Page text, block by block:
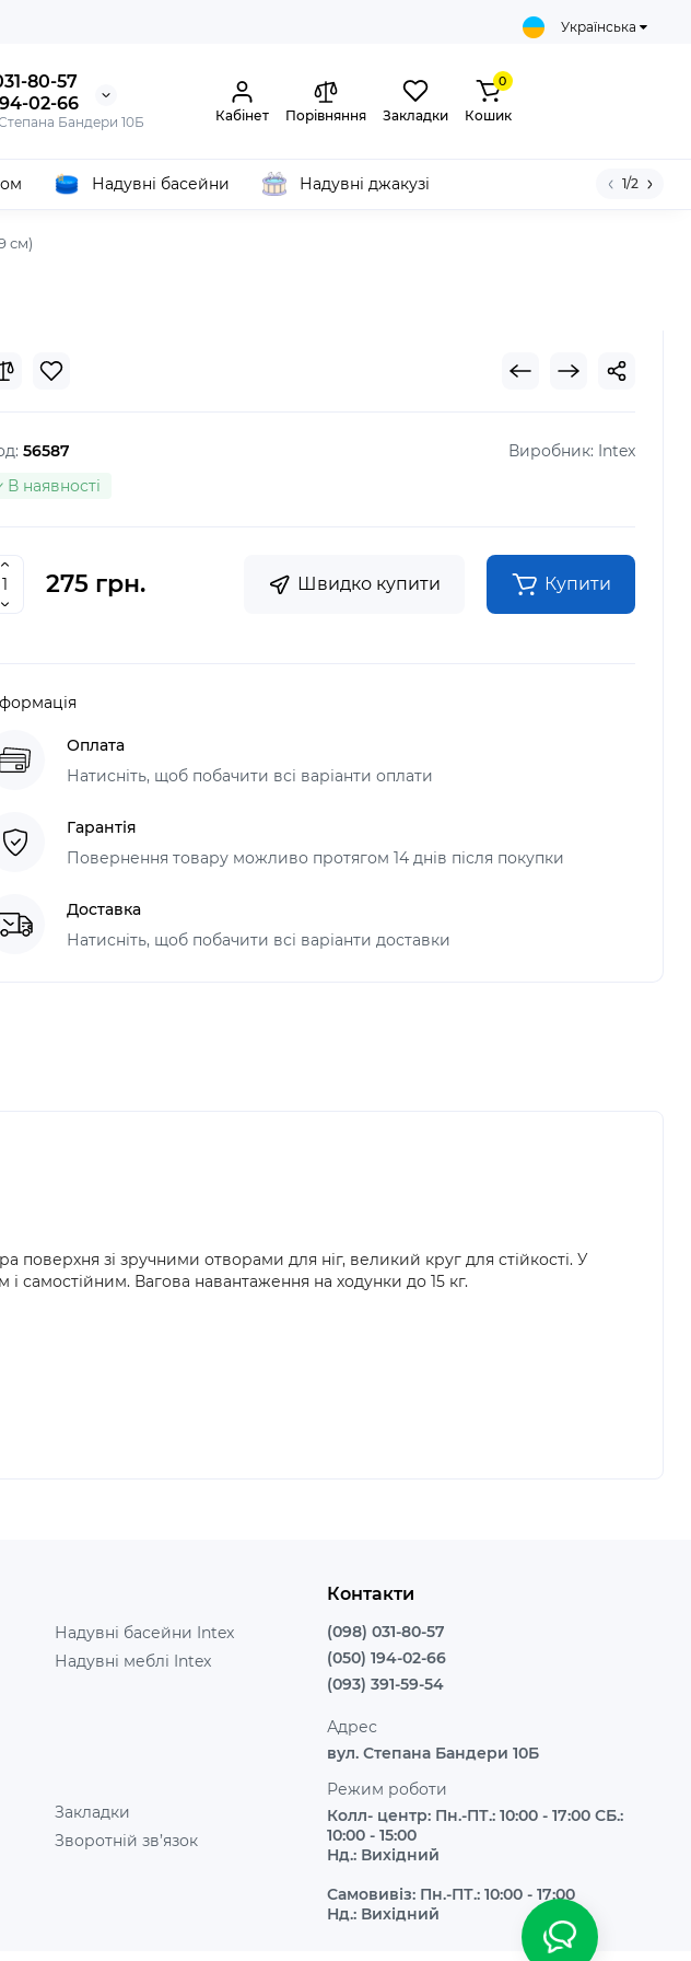
Українська
80-57
02-66
Бандери 10Б Кабінет Порівняння Закладки
0
Кошик
Надувні басейни Надувні джакузі 1/2
см)
56587 Виробник: Intex
В наявності
275 грн. Швидко купити Купити
Оплата
Натисніть, щоб побачити всі варіанти оплати
Гарантія
Повернення товару можливо протягом 14 днів після покупки
Доставка
Натисніть, щоб побачити всі варіанти доставки
поверхня зі зручними отворами для ніг, великий круг для стійкості. У
самостійним. Вагова навантаження на ходунки до 15 кг.
Надувні басейни Intex
Надувні меблі Intex
Закладки
Зворотній зв’язок
Контакти
(098) 031-80-57
(050) 194-02-66
(093) 391-59-54
Адрес
вул. Степана Бандери 10Б
Режим роботи
Колл- центр: Пн.-ПТ.: 10:00 - 17:00 СБ.:
10:00 - 15:00
Нд.: Вихідний
Самовивіз: Пн.-ПТ.: 10:00 - 17:00
Нд.: Вихідний